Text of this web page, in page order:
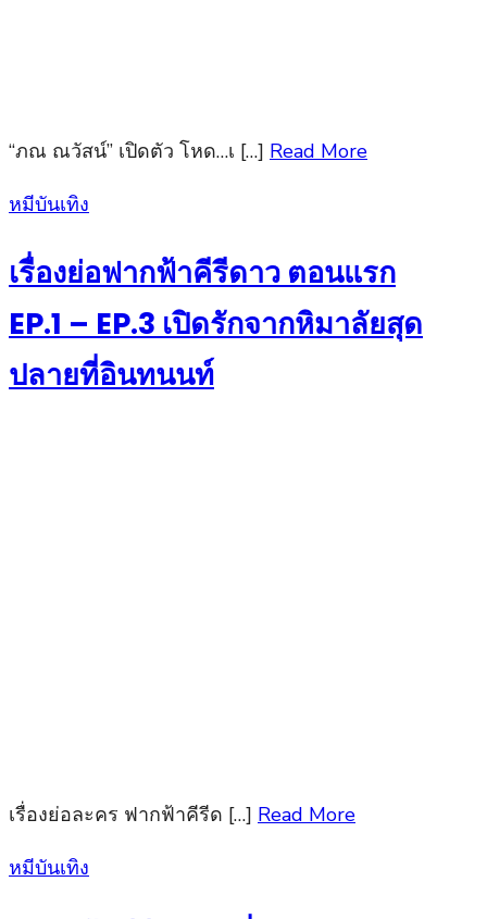
“ภณ ณวัสน์” เปิดตัว โหด…เ […] Read More
Posted
หมีบันเทิง
เรื่องย่อฟากฟ้าคีรีดาว ตอนแรก
EP.1 – EP.3 เปิดรักจากหิมาลัยสุด
ปลายที่อินทนนท์
เรื่องย่อละคร ฟากฟ้าคีรีด […] Read More
Posted
หมีบันเทิง